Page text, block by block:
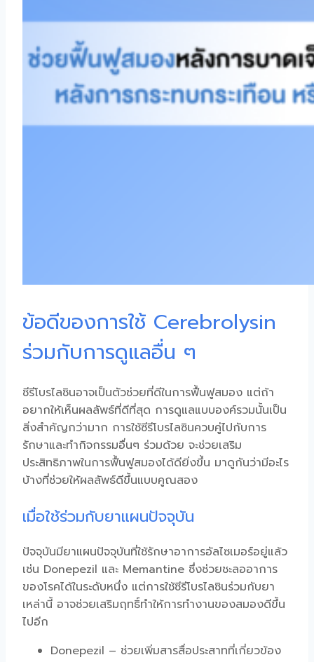
ข้อดีของการใช้ Cerebrolysin
ร่วมกับการดูแลอื่น ๆ
ซีรีโบรไลซินอาจเป็นตัวช่วยที่ดีในการฟื้นฟูสมอง แต่ถ้า
อยากให้เห็นผลลัพธ์ที่ดีที่สุด การดูแลแบบองค์รวมนั้นเป็น
สิ่งสำคัญกว่ามาก การใช้ซีรีโบรไลซินควบคู่ไปกับการ
รักษาและทำกิจกรรมอื่นๆ ร่วมด้วย จะช่วยเสริม
ประสิทธิภาพในการฟื้นฟูสมองได้ดียิ่งขึ้น มาดูกันว่ามีอะไร
บ้างที่ช่วยให้ผลลัพธ์ดีขึ้นแบบคูณสอง
เมื่อใช้ร่วมกับยาแผนปัจจุบัน
ปัจจุบันมียาแผนปัจจุบันที่ใช้รักษาอาการอัลไซเมอร์อยู่แล้ว
เช่น Donepezil และ Memantine ซึ่งช่วยชะลออาการ
ของโรคได้ในระดับหนึ่ง แต่การใช้ซีรีโบรไลซินร่วมกับยา
เหล่านี้ อาจช่วยเสริมฤทธิ์ทำให้การทำงานของสมองดีขึ้น
ไปอีก
Donepezil – ช่วยเพิ่มสารสื่อประสาทที่เกี่ยวข้อง